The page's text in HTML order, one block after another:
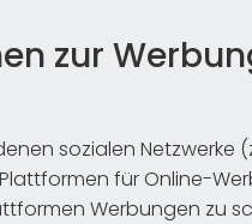
zur
sozialen Netzwerke
für Online-
Werbungen zu